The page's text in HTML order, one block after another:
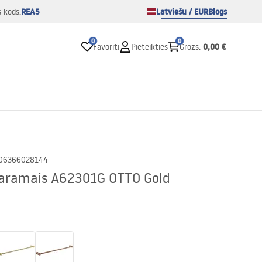
kods:REA5 Latviešu / EURBlogs
0
Favorīti Pieteikties
0
Grozs: 0,00 €
A62301G OTTO Gold